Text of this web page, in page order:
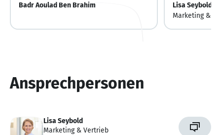
Badr Aoulad Ben Brahim
Lisa Seybold
Marketing &
Ansprechpersonen
Lisa Seybold
Marketing & Vertrieb